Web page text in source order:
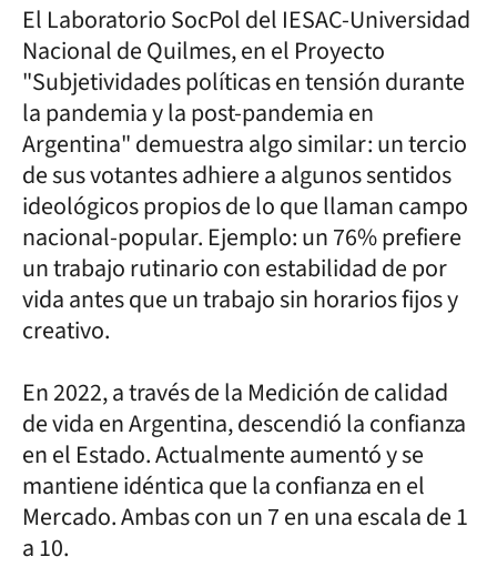
El Laboratorio SocPol del IESAC-Universidad
Nacional de Quilmes, en el Proyecto
"Subjetividades políticas en tensión durante
la pandemia y la post-pandemia en
Argentina" demuestra algo similar: un tercio
de sus votantes adhiere a algunos sentidos
ideológicos propios de lo que llaman campo
nacional-popular. Ejemplo: un 76% prefiere
un trabajo rutinario con estabilidad de por
vida antes que un trabajo sin horarios fijos y
creativo.
En 2022, a través de la Medición de calidad
de vida en Argentina, descendió la confianza
en el Estado. Actualmente aumentó y se
mantiene idéntica que la confianza en el
Mercado. Ambas con un 7 en una escala de 1
a 10.